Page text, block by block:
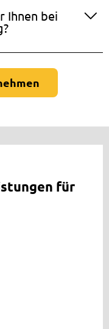
Ihnen bei
für